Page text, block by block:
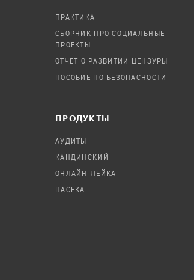
ПРАКТИКА
СБОРНИК ПРО СОЦИАЛЬНЫЕ
ПРОЕКТЫ
ОТЧЕТ О РАЗВИТИИ ЦЕНЗУРЫ
ПОСОБИЕ ПО БЕЗОПАСНОСТИ
ПРОДУКТЫ
АУДИТЫ
КАНДИНСКИЙ
ОНЛАЙН-ЛЕЙКА
ПАСЕКА